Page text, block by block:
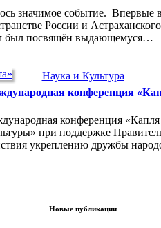
значимое событие. Впервые
России и
был посвящён выдающемуся…
Наука и Культура
конференция
конференция
при поддержке
укреплению дружбы
Новые публикации